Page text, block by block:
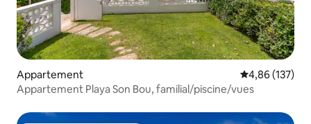
Appartement Évaluation
4,86 (137)
Appartement Playa Son Bou, familial/piscine/vues